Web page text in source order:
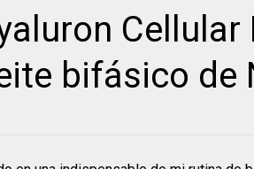
Cellular
bifásico de